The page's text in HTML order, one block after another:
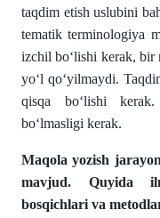
taqdim etish uslubini
tematik terminologiya
izchil boʻlishi kerak, bir
yoʻl qoʻyilmaydi.
qisqa boʻlishi
boʻlmasligi kerak.
Maqola yozish
mavjud. Quyida
bosqichlari va